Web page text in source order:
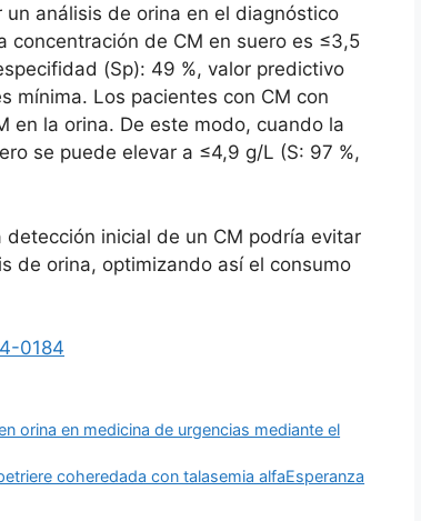
análisis de orina en el diagnóstico
concentración de CM en suero es ≤3,5
(Sp): 49 %, valor predictivo
mínima. Los pacientes con CM con
en la orina. De este modo, cuando la
se puede elevar a ≤4,9 g/L (S: 97 %,
detección inicial de un CM podría evitar
de orina, optimizando así el consumo
0184
orina en medicina de urgencias mediante el
coheredada con talasemia alfa​Esperanza